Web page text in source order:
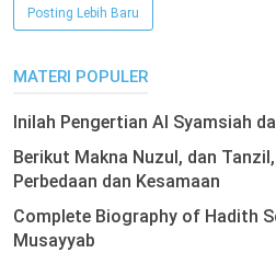
Posting Lebih Baru
MATERI POPULER
Inilah Pengertian Al Syamsiah
Berikut Makna Nuzul, dan
Perbedaan dan Kesamaan
Complete Biography of Hadith
Musayyab